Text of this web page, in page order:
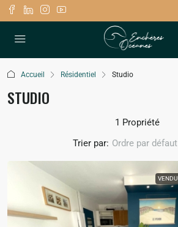
Accueil Résidentiel Studio
STUDIO
1 Propriété
Trier par: Ordre par défaut
VENDU